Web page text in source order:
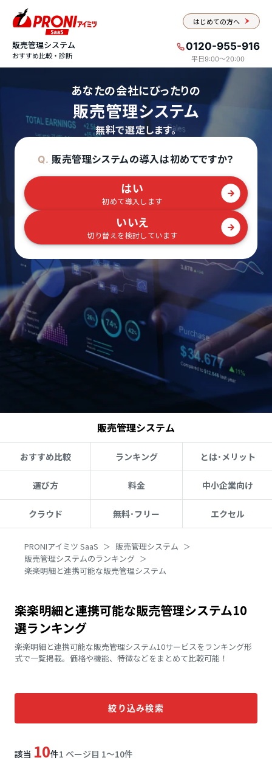
はじめての方へ
販売管理システム
おすすめ比較・診断
0120-955-916
平日9:00〜20:00
あなたの会社にぴったりの
販売管理システム
無料で選定します。
Q. 販売管理システムの導入は初めてですか？
はい
初めて導入します
いいえ
切り替えを検討しています
販売管理システム
おすすめ比較 ランキング とは･メリット
選び方 料金 中小企業向け
クラウド 無料･フリー エクセル
PRONIアイミツ SaaS
販売管理システム
販売管理システムのランキング
楽楽明細と連携可能な販売管理システム
楽楽明細と連携可能な販売管理システム10
選ランキング
楽楽明細と連携可能な販売管理システム10サービスをランキング形
式で一覧掲載。価格や機能、特徴などをまとめて比較可能！
絞り込み検索
該当 10件1 ページ目 1〜10件